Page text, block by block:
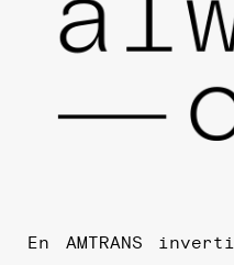
En AMTRANS